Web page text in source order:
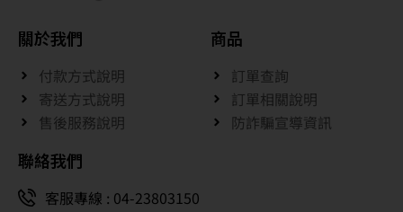
關於我們
付款方式說明
寄送方式說明
售後服務說明
商品
訂單查詢
訂單相關說明
防詐騙宣導資訊
聯絡我們
客服專線 : 04-23803150